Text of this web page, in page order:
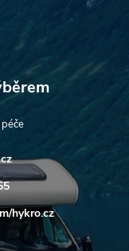
hykro.cz